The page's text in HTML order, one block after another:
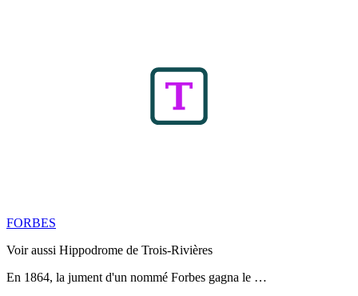
FORBES
Voir aussi Hippodrome de Trois-Rivières
En 1864, la jument d'un nommé Forbes gagna le …